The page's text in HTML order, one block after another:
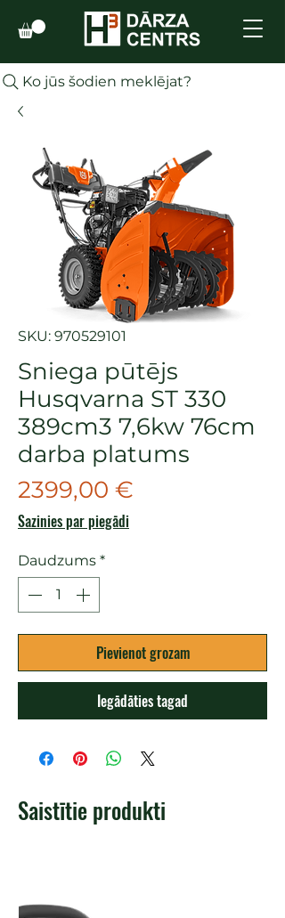
Ko jūs šodien meklējat?
SKU: 970529101
Sniega pūtējs
Husqvarna ST 330
389cm3 7,6kw 76cm
darba platums
2399,00 €
Sazinies par piegādi
Daudzums *
Pievienot grozam
Iegādāties tagad
Saistītie produkti